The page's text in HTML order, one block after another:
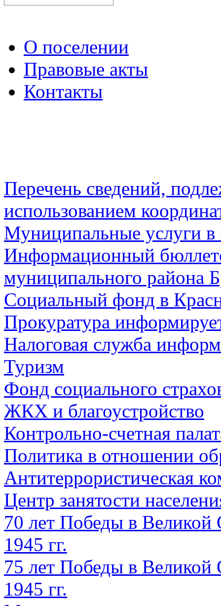
О поселении
Правовые акты
Контакты
Перечень сведений,
использованием
Муниципальные услуги в
Информационный
муниципального района
Социальный фонд в
Прокуратура
Налоговая служба
Туризм
Фонд социального
ЖКХ и благоустройство
Контрольно-счетная
Политика в отношении
Антитеррористическая
Центр занятости
70 лет Победы в Великой
1945 гг.
75 лет Победы в Великой
1945 гг.